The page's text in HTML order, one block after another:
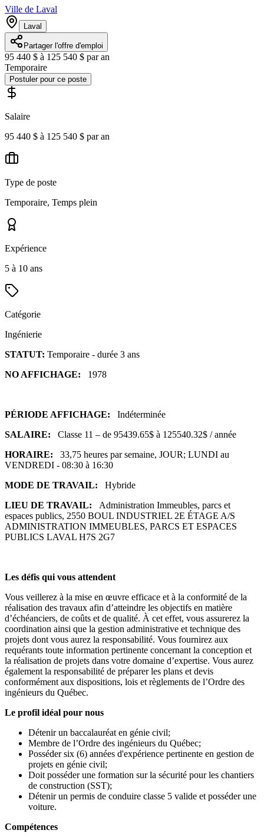
Ville de Laval
Laval
Partager l'offre d'emploi
95 440 $ à 125 540 $ par an
Temporaire
Postuler pour ce poste
Salaire
95 440 $ à 125 540 $ par an
Type de poste
Temporaire, Temps plein
Expérience
5 à 10 ans
Catégorie
Ingénierie
STATUT: Temporaire - durée 3 ans
NO AFFICHAGE: 1978
PÉRIODE AFFICHAGE: Indéterminée
SALAIRE: Classe 11 – de 95439.65$ à 125540.32$ / année
HORAIRE: 33,75 heures par semaine, JOUR; LUNDI au
VENDREDI - 08:30 à 16:30
MODE DE TRAVAIL: Hybride
LIEU DE TRAVAIL: Administration Immeubles, parcs et
espaces publics, 2550 BOUL INDUSTRIEL 2E ÉTAGE A/S
ADMINISTRATION IMMEUBLES, PARCS ET ESPACES
PUBLICS LAVAL H7S 2G7
Les défis qui vous attendent
Vous veillerez à la mise en œuvre efficace et à la conformité de la
réalisation des travaux afin d’atteindre les objectifs en matière
d’échéanciers, de coûts et de qualité. À cet effet, vous assurerez la
coordination ainsi que la gestion administrative et technique des
projets dont vous aurez la responsabilité. Vous fournirez aux
requérants toute information pertinente concernant la conception et
la réalisation de projets dans votre domaine d’expertise. Vous aurez
également la responsabilité de préparer les plans et devis
conformément aux dispositions, lois et règlements de l’Ordre des
ingénieurs du Québec.
Le profil idéal pour nous
Détenir un baccalauréat en génie civil;
Membre de l’Ordre des ingénieurs du Québec;
Posséder six (6) années d'expérience pertinente en gestion de
projets en génie civil;
Doit posséder une formation sur la sécurité pour les chantiers
de construction (SST);
Détenir un permis de conduire classe 5 valide et posséder une
voiture.
Compétences